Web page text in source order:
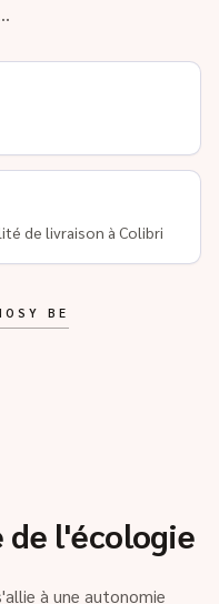
de livraison à Colibri
BE
de l'écologie
à une autonomie